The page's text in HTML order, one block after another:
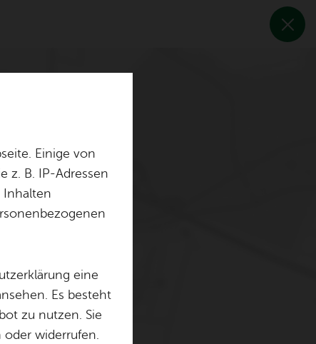
Einige von
z. B. IP-Adressen
Inhalten
eine
Es besteht
zu nutzen. Sie
widerrufen.